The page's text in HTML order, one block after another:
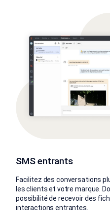
SMS entrants
Facilitez des conversations
les clients et votre marque.
possibilité de recevoir des
interactions entrantes.